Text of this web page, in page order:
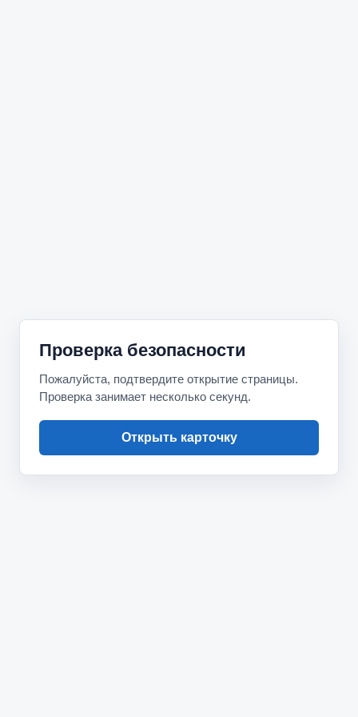
Проверка безопасности
Пожалуйста, подтвердите открытие страницы.
Проверка занимает несколько секунд.
Открыть карточку